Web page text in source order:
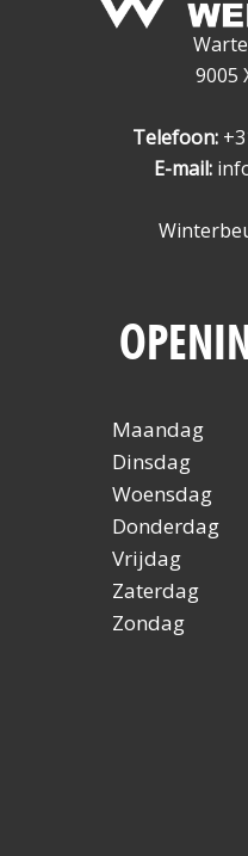
9005
Telefoon:
E-mail:
Maandag
Dinsdag
Woensdag
Donderdag
Vrijdag
Zaterdag
Zondag